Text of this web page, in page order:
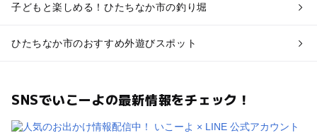
子どもと楽しめる！ひたちなか市の釣り堀
ひたちなか市のおすすめ外遊びスポット
SNSでいこーよの最新情報をチェック！